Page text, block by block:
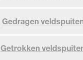
Gedragen
Getrokken